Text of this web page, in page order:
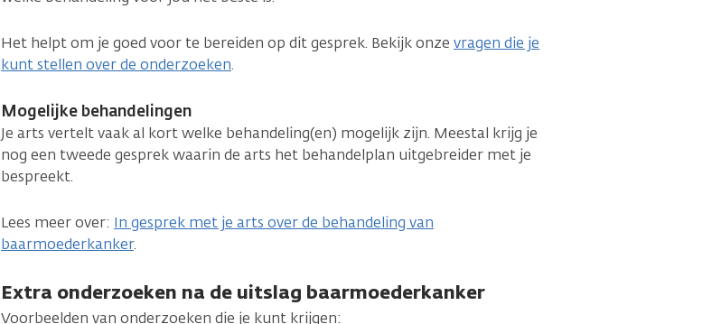
Het helpt om je goed voor te bereiden op dit gesprek. Bekijk onze vragen die je
kunt stellen over de onderzoeken.
Mogelijke behandelingen
Je arts vertelt vaak al kort welke behandeling(en) mogelijk zijn. Meestal krijg je
nog een tweede gesprek waarin de arts het behandelplan uitgebreider met je
bespreekt.
Lees meer over: In gesprek met je arts over de behandeling van
baarmoederkanker.
Extra onderzoeken na de uitslag baarmoederkanker
Voorbeelden van onderzoeken die je kunt krijgen: